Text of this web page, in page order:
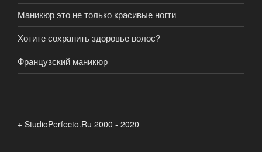
Маникюр это не только красивые ногти
Хотите сохранить здоровье волос?
Французский маникюр
+ StudioPerfecto.Ru 2000 - 2020